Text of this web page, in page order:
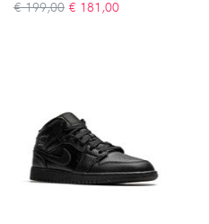
€ 199,00 € 181,00